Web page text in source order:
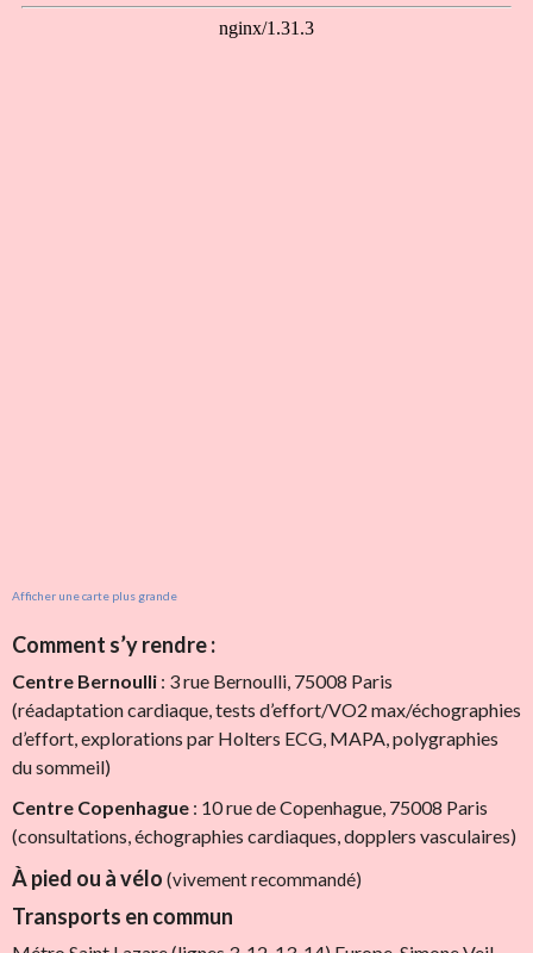
Afficher une carte plus grande
Comment s’y rendre :
Centre Bernoulli : 3 rue Bernoulli, 75008 Paris
(réadaptation cardiaque, tests d’effort/VO2 max/échographies
d’effort, explorations par Holters ECG, MAPA, polygraphies
du sommeil)
Centre Copenhague : 10 rue de Copenhague, 75008 Paris
(consultations, échographies cardiaques, dopplers vasculaires)
À pied ou à vélo (vivement recommandé)
Transports en commun